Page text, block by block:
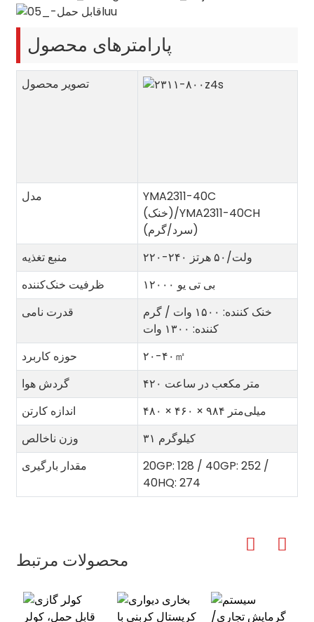
پارامترهای محصول
تصویر محصول
مدل
YMA2311-40C
(خنک)/YMA2311-40CH
(سرد/گرم)
منبع تغذیه
۲۲۰-۲۴۰ ولت/۵۰ هرتز
ظرفیت خنک‌کننده
۱۲۰۰۰ بی تی یو
قدرت نامی
خنک کننده: ۱۵۰۰ وات / گرم
کننده: ۱۳۰۰ وات
حوزه کاربرد
۲۰-۴۰ ㎡
گردش هوا
۴۲۰ متر مکعب در ساعت
اندازه کارتن
۴۸۰ × ۴۶۰ × ۹۸۴ میلی‌متر
وزن ناخالص
۳۱ کیلوگرم
مقدار بارگیری
20GP: 128 / 40GP: 252 /
40HQ: 274
محصولات مرتبط